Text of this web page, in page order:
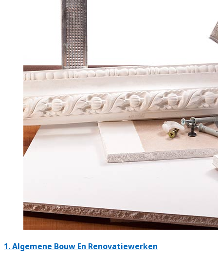
1. Algemene Bouw En Renovatiewerken